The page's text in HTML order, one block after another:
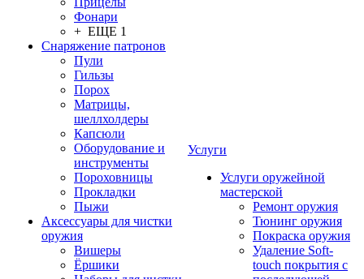
Фонари
+ ЕЩЕ 1
Снаряжение патронов
Пули
Гильзы
Порох
Матрицы,
шеллхолдеры
Капсюли
Оборудование и
инструменты
Пороховницы
Прокладки
Пыжи
Аксессуары для чистки
оружия
Вишеры
Ёршики
Услуги
Услуги оружейной
мастерской
Ремонт оружия
Тюнинг оружия
Покраска оружия
Удаление Soft-
touch покрытия с